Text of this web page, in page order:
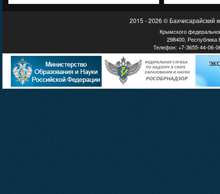
2015 - 2026 © Бахчисарайский
Крымского
298400, Республика
Телефон: +7-3655-44-06-